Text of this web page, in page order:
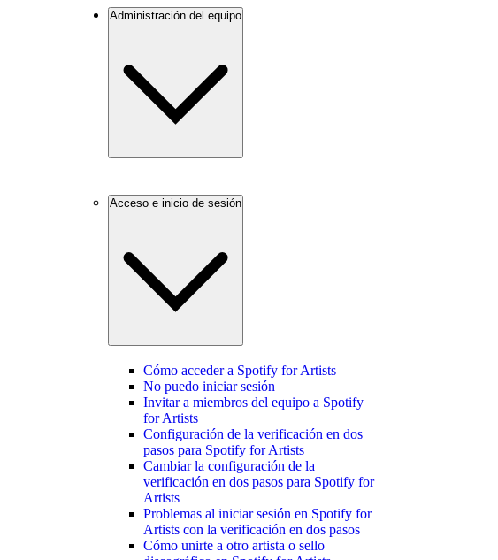
Administración del equipo
Acceso e inicio de sesión
Cómo acceder a Spotify for Artists
No puedo iniciar sesión
Invitar a miembros del equipo a Spotify
for Artists
Configuración de la verificación en dos
pasos para Spotify for Artists
Cambiar la configuración de la
verificación en dos pasos para Spotify for
Artists
Problemas al iniciar sesión en Spotify for
Artists con la verificación en dos pasos
Cómo unirte a otro artista o sello